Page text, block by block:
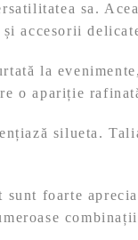
sa.
accesorii
la
o apariție
silueta.
foarte